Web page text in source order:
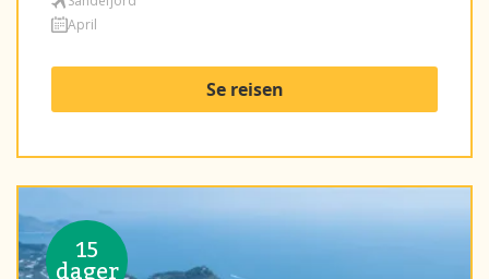
April
Se reisen
15
dager